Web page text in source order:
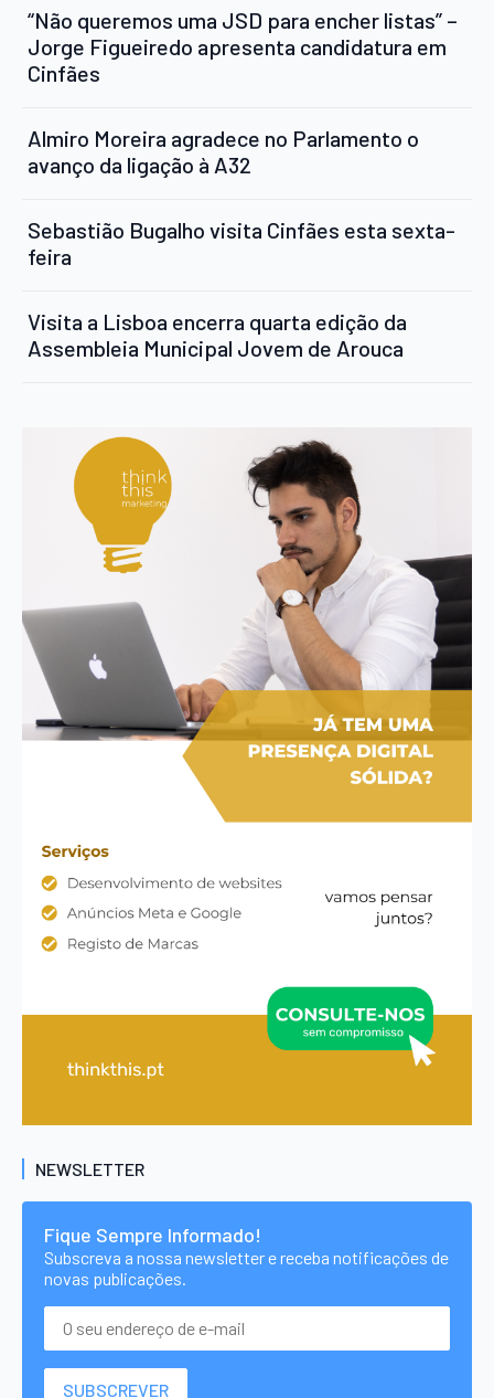
“Não queremos uma JSD para encher listas” –
Jorge Figueiredo apresenta candidatura em
Cinfães
Almiro Moreira agradece no Parlamento o
avanço da ligação à A32
Sebastião Bugalho visita Cinfães esta sexta-
feira
Visita a Lisboa encerra quarta edição da
Assembleia Municipal Jovem de Arouca
NEWSLETTER
Fique Sempre Informado!
Subscreva a nossa newsletter e receba notificações de
novas publicações.